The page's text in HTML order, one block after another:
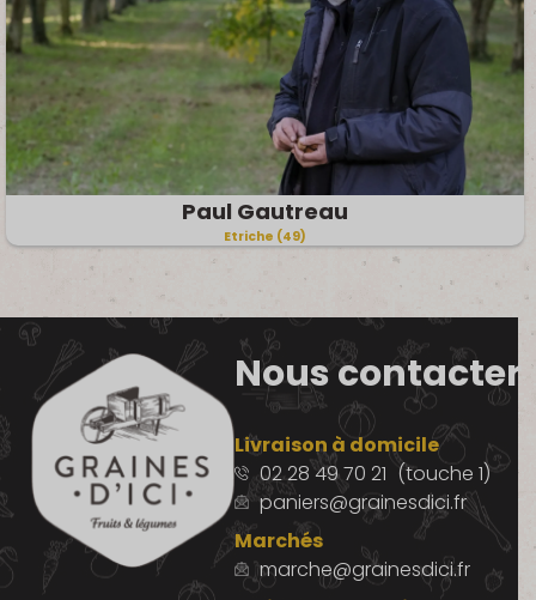
Paul Gautreau
Etriche (49)
Nous contacter
Livraison à domicile
02 28 49 70 21 (touche 1)
paniers@grainesdici.fr
Marchés
marche@grainesdici.fr